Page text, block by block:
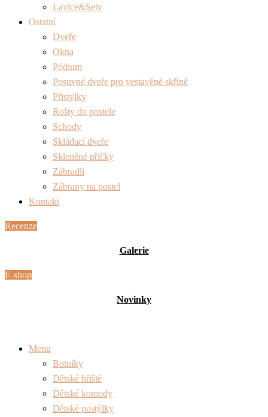
Lavice&Sety
Ostatní
Dveře
Okna
Pódium
Posuvné dveře pro vestavěné skříně
Přistýlky
Rošty do postele
Schody
Skládací dveře
Skleněné příčky
Zábradlí
Zábrany na postel
Kontakt
Recenze
Galerie
E-shop
Novinky
Menu
Botníky
Dětské hřiště
Dětské komody
Dětské postýlky